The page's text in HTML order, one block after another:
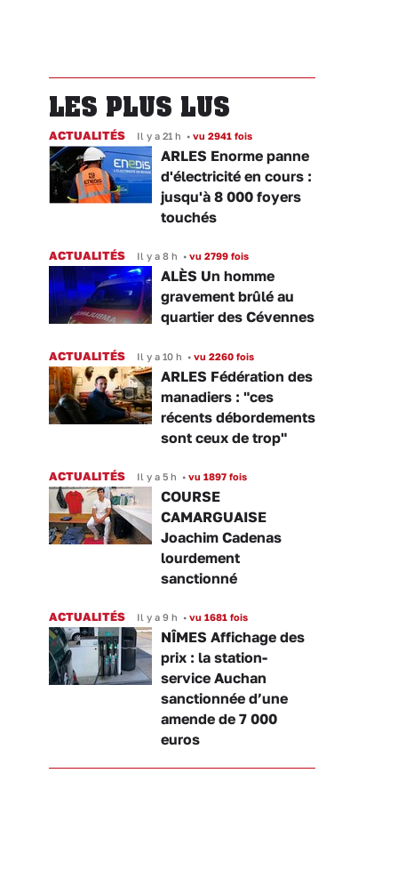
LES PLUS LUS
ACTUALITÉS Il y a 21 h • vu 2941 fois
ARLES Enorme panne
d'électricité en cours :
jusqu'à 8 000 foyers
touchés
ACTUALITÉS Il y a 8 h • vu 2799 fois
ALÈS Un homme
gravement brûlé au
quartier des Cévennes
ACTUALITÉS Il y a 10 h • vu 2260 fois
ARLES Fédération des
manadiers : "ces
récents débordements
sont ceux de trop"
ACTUALITÉS Il y a 5 h • vu 1897 fois
COURSE
CAMARGUAISE
Joachim Cadenas
lourdement
sanctionné
ACTUALITÉS Il y a 9 h • vu 1681 fois
NÎMES Affichage des
prix : la station-
service Auchan
sanctionnée d’une
amende de 7 000
euros